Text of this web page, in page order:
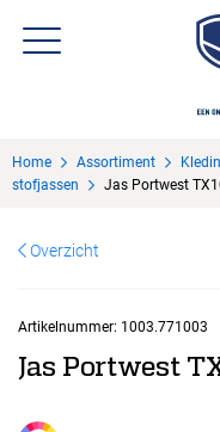
Over Sisa
Home Assortiment
stofjassen
Jas Portwest
Overzicht
Artikelnummer: 1003.771003
Jas Portwest